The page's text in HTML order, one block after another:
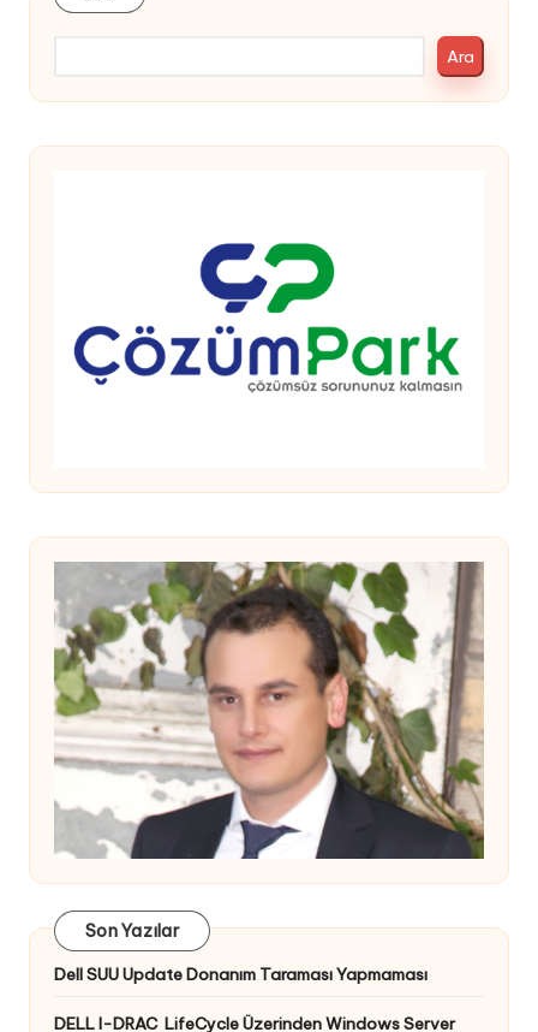
Ara
Son Yazılar
Dell SUU Update Donanım Taraması Yapmaması
DELL I-DRAC LifeCycle Üzerinden Windows Server